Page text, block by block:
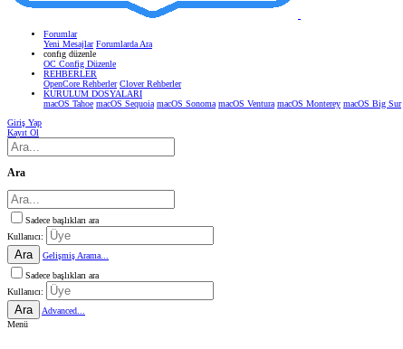
Forumlar
Yeni Mesajlar Forumlarda Ara
confıg düzenle
OC Config Düzenle
REHBERLER
OpenCore Rehberler Clover Rehberler
KURULUM DOSYALARI
macOS Tahoe macOS Sequoia macOS Sonoma macOS Ventura macOS Monterey macOS Big Sur
Giriş Yap
Kayıt Ol
Ara
Sadece başlıkları ara
Kullanıcı:
Ara
Gelişmiş Arama...
Sadece başlıkları ara
Kullanıcı:
Ara
Advanced...
Menü